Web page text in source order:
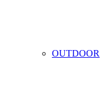
OUTDOOR